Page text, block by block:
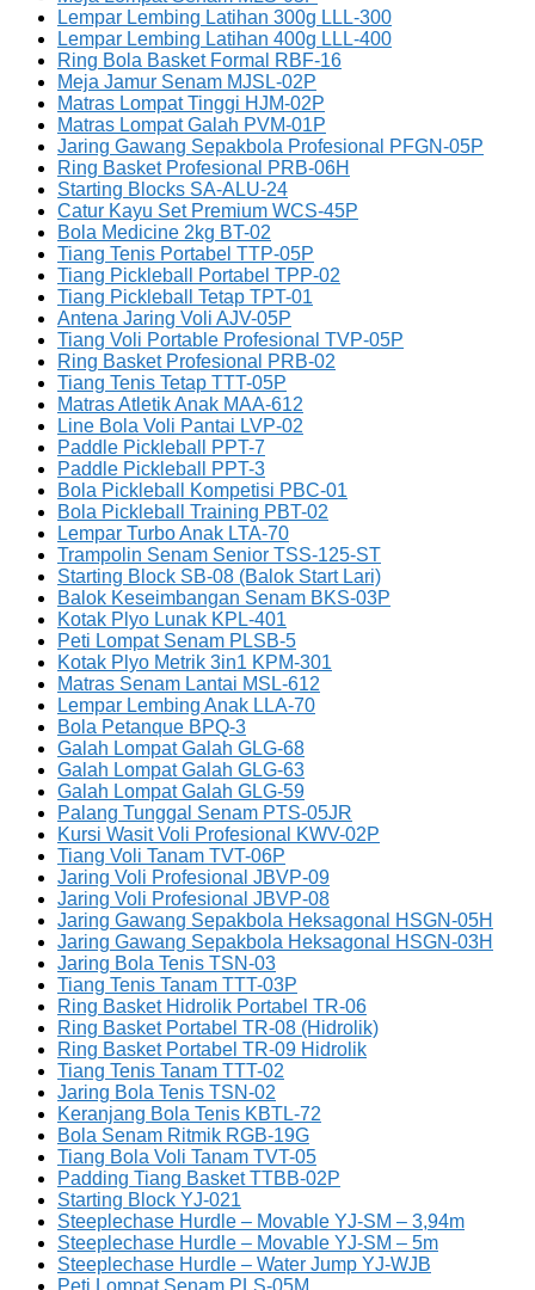
Lempar Lembing Latihan 300g LLL-300
Lempar Lembing Latihan 400g LLL-400
Ring Bola Basket Formal RBF-16
Meja Jamur Senam MJSL-02P
Matras Lompat Tinggi HJM-02P
Matras Lompat Galah PVM-01P
Jaring Gawang Sepakbola Profesional PFGN-05P
Ring Basket Profesional PRB-06H
Starting Blocks SA-ALU-24
Catur Kayu Set Premium WCS-45P
Bola Medicine 2kg BT-02
Tiang Tenis Portabel TTP-05P
Tiang Pickleball Portabel TPP-02
Tiang Pickleball Tetap TPT-01
Antena Jaring Voli AJV-05P
Tiang Voli Portable Profesional TVP-05P
Ring Basket Profesional PRB-02
Tiang Tenis Tetap TTT-05P
Matras Atletik Anak MAA-612
Line Bola Voli Pantai LVP-02
Paddle Pickleball PPT-7
Paddle Pickleball PPT-3
Bola Pickleball Kompetisi PBC-01
Bola Pickleball Training PBT-02
Lempar Turbo Anak LTA-70
Trampolin Senam Senior TSS-125-ST
Starting Block SB-08 (Balok Start Lari)
Balok Keseimbangan Senam BKS-03P
Kotak Plyo Lunak KPL-401
Peti Lompat Senam PLSB-5
Kotak Plyo Metrik 3in1 KPM-301
Matras Senam Lantai MSL-612
Lempar Lembing Anak LLA-70
Bola Petanque BPQ-3
Galah Lompat Galah GLG-68
Galah Lompat Galah GLG-63
Galah Lompat Galah GLG-59
Palang Tunggal Senam PTS-05JR
Kursi Wasit Voli Profesional KWV-02P
Tiang Voli Tanam TVT-06P
Jaring Voli Profesional JBVP-09
Jaring Voli Profesional JBVP-08
Jaring Gawang Sepakbola Heksagonal HSGN-05H
Jaring Gawang Sepakbola Heksagonal HSGN-03H
Jaring Bola Tenis TSN-03
Tiang Tenis Tanam TTT-03P
Ring Basket Hidrolik Portabel TR-06
Ring Basket Portabel TR-08 (Hidrolik)
Ring Basket Portabel TR-09 Hidrolik
Tiang Tenis Tanam TTT-02
Jaring Bola Tenis TSN-02
Keranjang Bola Tenis KBTL-72
Bola Senam Ritmik RGB-19G
Tiang Bola Voli Tanam TVT-05
Padding Tiang Basket TTBB-02P
Starting Block YJ-021
Steeplechase Hurdle – Movable YJ-SM – 3,94m
Steeplechase Hurdle – Movable YJ-SM – 5m
Steeplechase Hurdle – Water Jump YJ-WJB
Peti Lompat Senam PLS-05M